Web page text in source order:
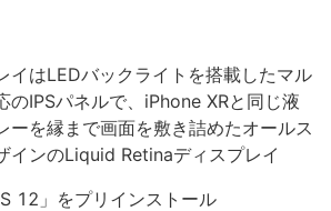
イはLEDバックライトを搭載したマル
のIPSパネルで、iPhone XRと同じ液
ーを縁まで画面を敷き詰めたオールス
インのLiquid Retinaディスプレイ
12」をプリインストール